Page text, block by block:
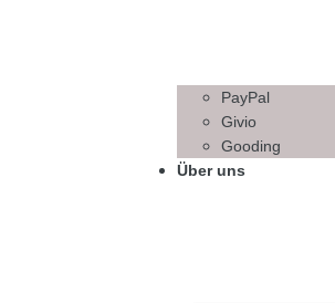
PayPal
Givio
Gooding
Über uns